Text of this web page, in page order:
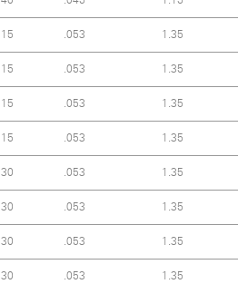
15 .053 1.35
15 .053 1.35
15 .053 1.35
15 .053 1.35
30 .053 1.35
30 .053 1.35
30 .053 1.35
30 .053 1.35